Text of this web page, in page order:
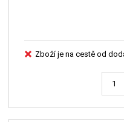
Zboží je na cestě od